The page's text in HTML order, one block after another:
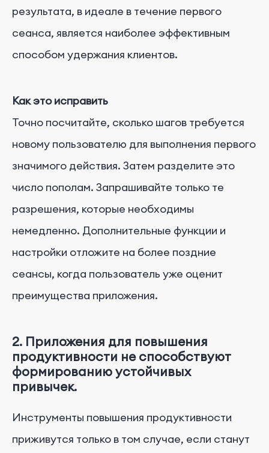
результата, в идеале в течение первого
сеанса, является наиболее эффективным
способом удержания клиентов.
Как это исправить
Точно посчитайте, сколько шагов требуется
новому пользователю для выполнения первого
значимого действия. Затем разделите это
число пополам. Запрашивайте только те
разрешения, которые необходимы
немедленно. Дополнительные функции и
настройки отложите на более поздние
сеансы, когда пользователь уже оценит
преимущества приложения.
2. Приложения для повышения
продуктивности не способствуют
формированию устойчивых
привычек.
Инструменты повышения продуктивности
приживутся только в том случае, если станут